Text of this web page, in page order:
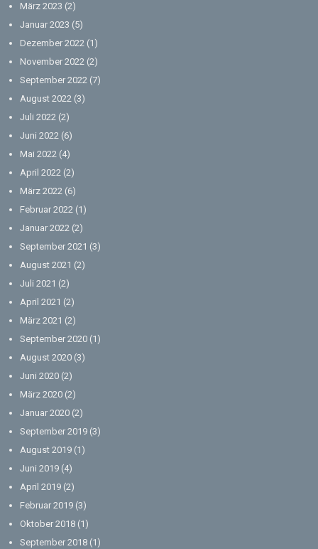
März 2023 (2)
Januar 2023 (5)
Dezember 2022 (1)
November 2022 (2)
September 2022 (7)
August 2022 (3)
Juli 2022 (2)
Juni 2022 (6)
Mai 2022 (4)
April 2022 (2)
März 2022 (6)
Februar 2022 (1)
Januar 2022 (2)
September 2021 (3)
August 2021 (2)
Juli 2021 (2)
April 2021 (2)
März 2021 (2)
September 2020 (1)
August 2020 (3)
Juni 2020 (2)
März 2020 (2)
Januar 2020 (2)
September 2019 (3)
August 2019 (1)
Juni 2019 (4)
April 2019 (2)
Februar 2019 (3)
Oktober 2018 (1)
September 2018 (1)